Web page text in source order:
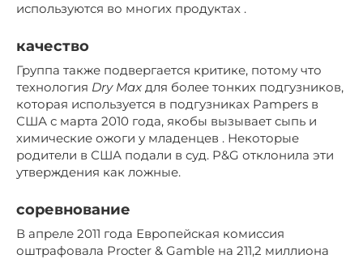
используются во многих продуктах .
качество
Группа также подвергается критике, потому что
технология Dry Max для более тонких подгузников,
которая используется в подгузниках Pampers в
США с марта 2010 года, якобы вызывает сыпь и
химические ожоги у младенцев . Некоторые
родители в США подали в суд. P&G отклонила эти
утверждения как ложные.
соревнование
В апреле 2011 года Европейская комиссия
оштрафовала Procter & Gamble на 211,2 миллиона